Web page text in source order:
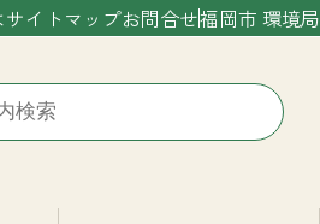
サイトマップお問合せ福岡市 環境局